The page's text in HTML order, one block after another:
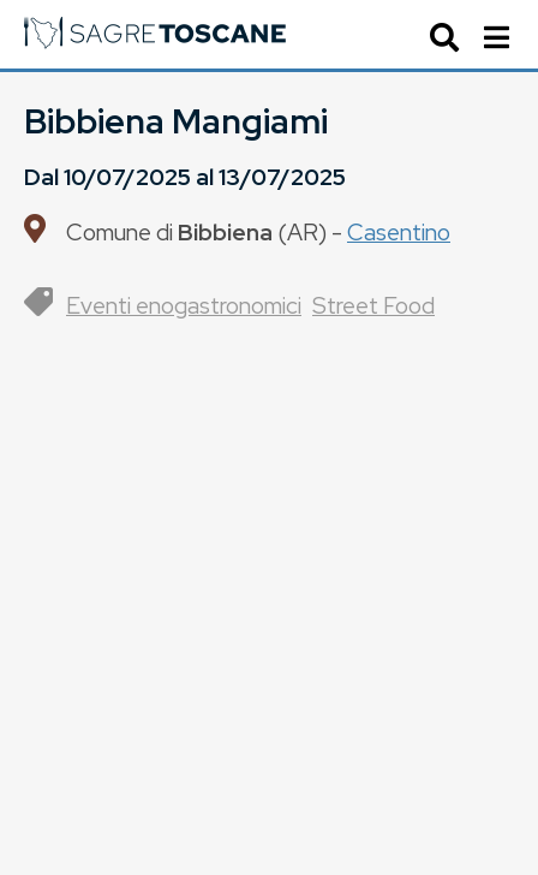
Bibbiena Mangiami
Dal10/07/2025 al13/07/2025
Comune di Bibbiena (AR) -Casentino
Eventi enogastronomici Street Food